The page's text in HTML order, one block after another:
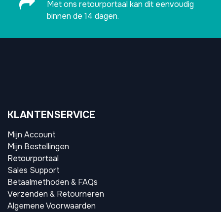
Met ons retourportaal kan dit eenvoudig
binnen de 14 dagen.
KLANTENSERVICE
Mijn Account
Mijn Bestellingen
Retourportaal
Sales Support
Betaalmethoden & FAQs
Verzenden & Retourneren
Algemene Voorwaarden